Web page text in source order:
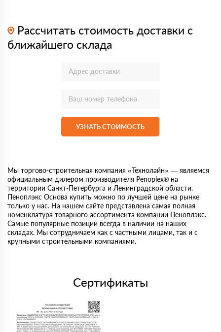
Рассчитать стоимость доставки с
ближайшего склада
УЗНАТЬ СТОИМОСТЬ
Мы торгово-строительная компания «Технолайн» — являемся
официальным дилером производителя Penoplex® на
территории Санкт-Петербурга и Ленинградской области.
Пеноплэкс Основа купить можно по лучшей цене на рынке
только у нас. На нашем сайте представлена самая полная
номенклатура товарного ассортимента компании Пеноплэкс.
Самые популярные позиции всегда в наличии на наших
складах. Мы сотрудничаем как с частными лицами, так и с
крупными строительными компаниями.
Сертификаты